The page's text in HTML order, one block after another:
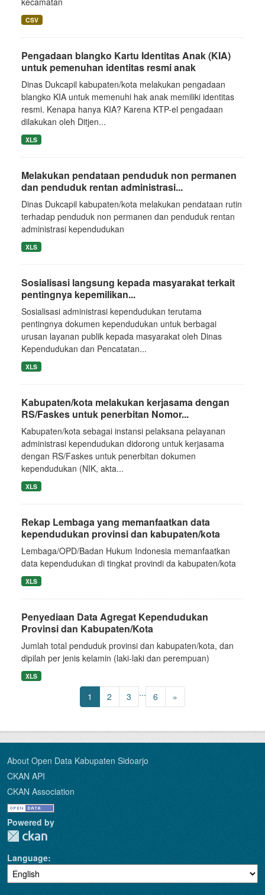
CSV
Pengadaan blangko Kartu Identitas Anak (KIA)
untuk pemenuhan identitas resmi anak
Dinas Dukcapil kabupaten/kota melakukan pengadaan
blangko KIA untuk memenuhi hak anak memiliki identitas
resmi. Kenapa hanya KIA? Karena KTP-el pengadaan
dilakukan oleh Ditjen...
XLS
Melakukan pendataan penduduk non permanen
dan penduduk rentan administrasi...
Dinas Dukcapil kabupaten/kota melakukan pendataan rutin
terhadap penduduk non permanen dan penduduk rentan
administrasi kependudukan
XLS
Sosialisasi langsung kepada masyarakat terkait
pentingnya kepemilikan...
Sosialisasi administrasi kependudukan terutama
pentingnya dokumen kependudukan untuk berbagai
urusan layanan publik kepada masyarakat oleh Dinas
Kependudukan dan Pencatatan...
XLS
Kabupaten/kota melakukan kerjasama dengan
RS/Faskes untuk penerbitan Nomor...
Kabupaten/kota sebagai instansi pelaksana pelayanan
administrasi kependudukan didorong untuk kerjasama
dengan RS/Faskes untuk penerbitan dokumen
kependudukan (NIK, akta...
XLS
Rekap Lembaga yang memanfaatkan data
kependudukan provinsi dan kabupaten/kota
Lembaga/OPD/Badan Hukum Indonesia memanfaatkan
data kependudukan di tingkat provindi da kabupaten/kota
XLS
Penyediaan Data Agregat Kependudukan
Provinsi dan Kabupaten/Kota
Jumlah total penduduk provinsi dan kabupaten/kota, dan
dipilah per jenis kelamin (laki-laki dan perempuan)
XLS
1 2 3 ... 6 »
About Open Data Kabupaten Sidoarjo
CKAN API
CKAN Association
Powered by
Language